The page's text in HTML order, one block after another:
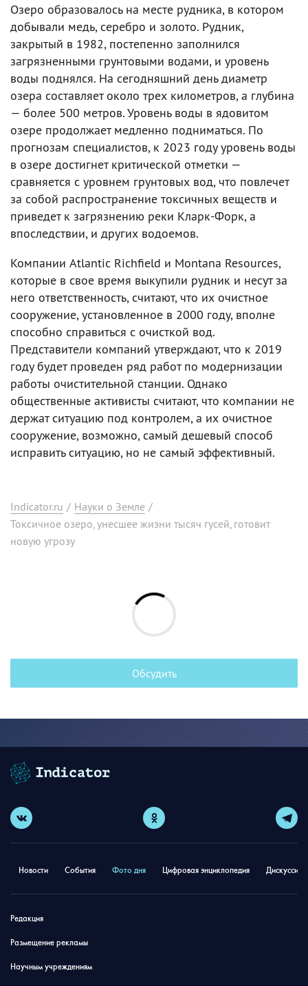
Озеро образовалось на месте рудника, в котором
добывали медь, серебро и золото. Рудник,
закрытый в 1982, постепенно заполнился
загрязненными грунтовыми водами, и уровень
воды поднялся. На сегодняшний день диаметр
озера составляет около трех километров, а глубина
— более 500 метров. Уровень воды в ядовитом
озере продолжает медленно подниматься. По
прогнозам специалистов, к 2023 году уровень воды
в озере достигнет критической отметки —
сравняется с уровнем грунтовых вод, что повлечет
за собой распространение токсичных веществ и
приведет к загрязнению реки Кларк-Форк, а
впоследствии, и других водоемов.
Компании Atlantic Richfield и Montana Resources,
которые в свое время выкупили рудник и несут за
него ответственность, считают, что их очистное
сооружение, установленное в 2000 году, вполне
способно справиться с очисткой вод.
Представители компаний утверждают, что к 2019
году будет проведен ряд работ по модернизации
работы очистительной станции. Однако
общественные активисты считают, что компании не
держат ситуацию под контролем, а их очистное
сооружение, возможно, самый дешевый способ
исправить ситуацию, но не самый эффективный.
Indicator.ru / Науки о Земле /
Токсичное озеро, унесшее жизни тысяч гусей, готовит
новую угрозу
Обсудить
Новости События Фото дня Цифровая энциклопедия
Редакция
Размещение рекламы
Научным учреждениям